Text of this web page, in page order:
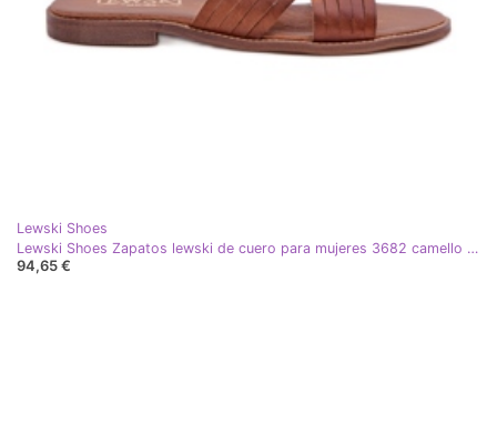
Lewski Shoes
Lewski Shoes Zapatos lewski de cuero para mujeres 3682 camello marrón
94,65 €